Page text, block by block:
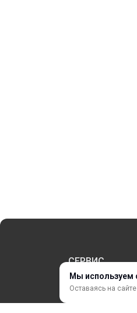
Мы используем
Оставаясь на
СЕРВИС